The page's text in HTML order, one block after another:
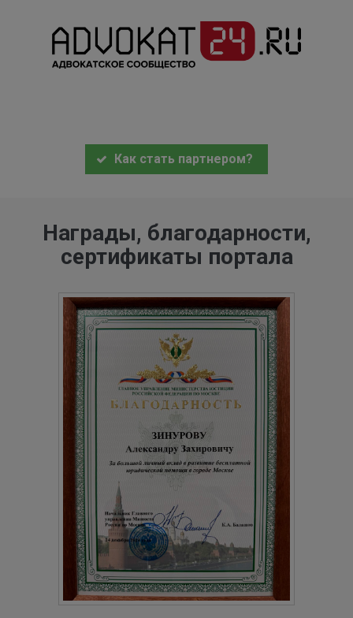
Как стать партнером?
Награды, благодарности,
сертификаты портала